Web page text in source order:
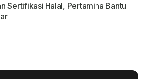
Sertifikasi Halal, Pertamina Bantu